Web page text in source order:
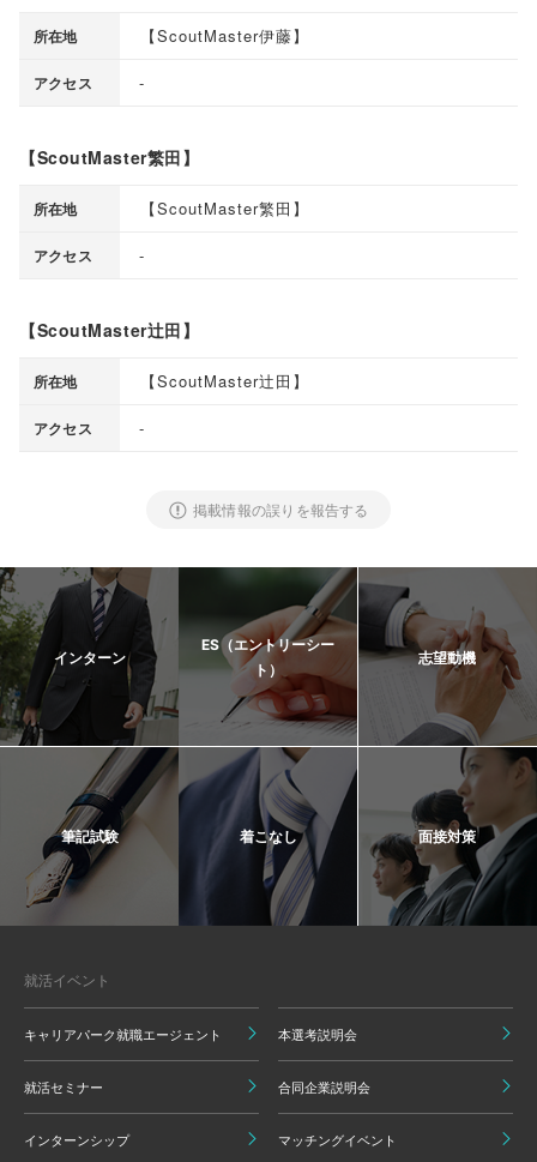
所在地 【ScoutMaster伊藤】
アクセス -
【ScoutMaster繁田】
所在地 【ScoutMaster繁田 】
アクセス -
【ScoutMaster辻田】
所在地 【ScoutMaster辻田 】
アクセス -
掲載情報の誤りを報告する
インターン
ES（エントリーシー
ト）
志望動機
筆記試験 着こなし 面接対策
就活イベント
キャリアパーク就職エージェント 本選考説明会
就活セミナー 合同企業説明会
インターンシップ マッチングイベント